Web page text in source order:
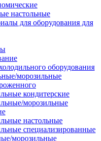
настольные
для оборудования для
оборудования
морозильные
кондитерские
морозильные
настольные
специализированные
морозильные